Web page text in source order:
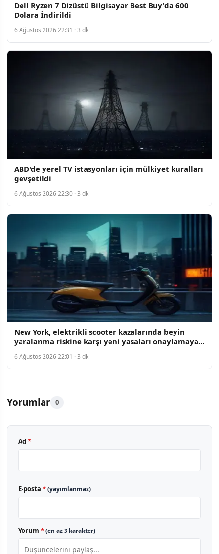
Dell Ryzen 7 Dizüstü Bilgisayar Best Buy'da 600
Dolara İndirildi
6 Ağustos 2026 22:31 · 3 dk
ABD'de yerel TV istasyonları için mülkiyet kuralları
gevşetildi
6 Ağustos 2026 22:30 · 3 dk
New York, elektrikli scooter kazalarında beyin
yaralanma riskine karşı yeni yasaları onaylamaya
6 Ağustos 2026 22:01 · 3 dk
Yorumlar 0
Ad*
E-posta *(yayımlanmaz)
Yorum *(en az 3 karakter)